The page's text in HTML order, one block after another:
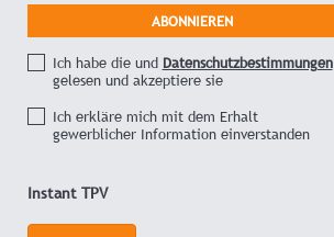
Ich habe die und Datenschutzbestimmungen
gelesen und akzeptiere sie
Ich erkläre mich mit dem Erhalt
gewerblicher Information einverstanden
Instant TPV